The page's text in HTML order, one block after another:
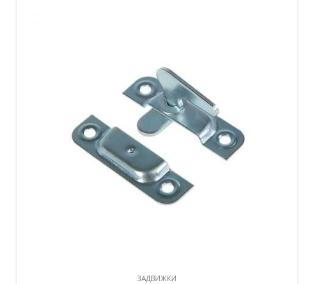
ЗАДВИЖКИ